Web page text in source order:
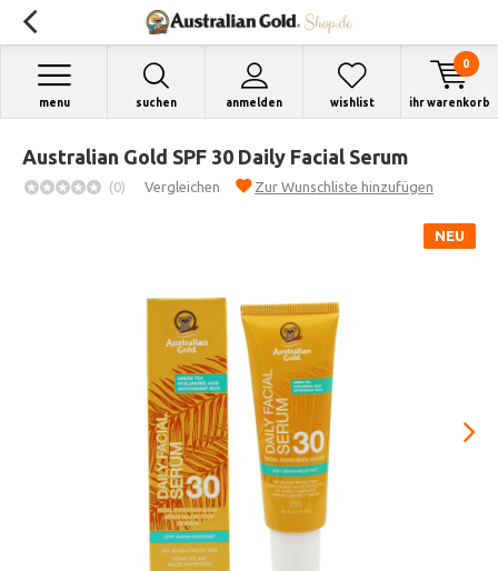
suchen anmelden
menu wishlist ihr warenkorb
0
Australian Gold SPF 30 Daily Facial Serum
(0) Vergleichen Zur Wunschliste hinzufügen
NEU